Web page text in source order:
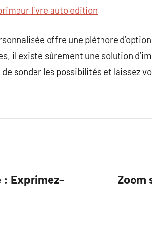
livre auto edition
offre une pléthore
il existe sûrement une solution
sonder les possibilités et laissez
: Exprimez-
Zoom